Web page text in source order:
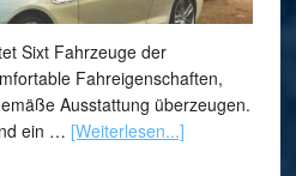
Sixt Fahrzeuge der
Fahreigenschaften,
Ausstattung überzeugen.
ein … [Weiterlesen...]